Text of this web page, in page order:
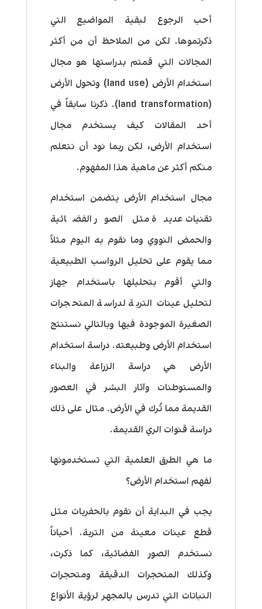
أحب الرجوع لبقية المواضيع التي
ذكرتموها. لكن من الملاحظ أن من أكثر
المجالات التي قمتم بدراستها هو مجال
استخدام الأرض (land use) وتحول الأرض
(
land transformation). ذكرنا سابقاً في
أحد المقالات كيف يستخدم مجال
استخدام الأرض، لكن ربما نود أن نتعلم
منكم أكثر عن ماهية هذا المفهوم.
مجال استخدام الأرض يتضمن استخدام
تقنيات عديدة مثل الصور الفضائية
والحمض النووي وما نقوم به اليوم مثلاً
مما يقوم على تحليل الرواسب الطبيعية
والتي أقوم بتحليلها باستخدام جهاز
لتحليل عينات التربة لدراسة المتحجرات
الصغيرة الموجودة فيها وبالتالي نستنتج
استخدام الأرض وطبيعته. دراسة استخدام
الأرض هي دراسة الزراعة والبناء
والمستوطنات وآثار البشر في العصور
القديمة مما تُرك في الأرض. مثال على ذلك
دراسة قنوات الري القديمة.
ما هي الطرق العلمية التي تستخدمونها
لفهم استخدام الأرض؟
يجب في البداية أن نقوم بالحفريات مثل
قطع عينات معينة من التربة. أحياناً
نستخدم الصور الفضائية، كما ذكرت،
وكذلك المتحجرات الدقيقة ومتحجرات
النباتات التي تدرس بالمجهر لرؤية الأنواع